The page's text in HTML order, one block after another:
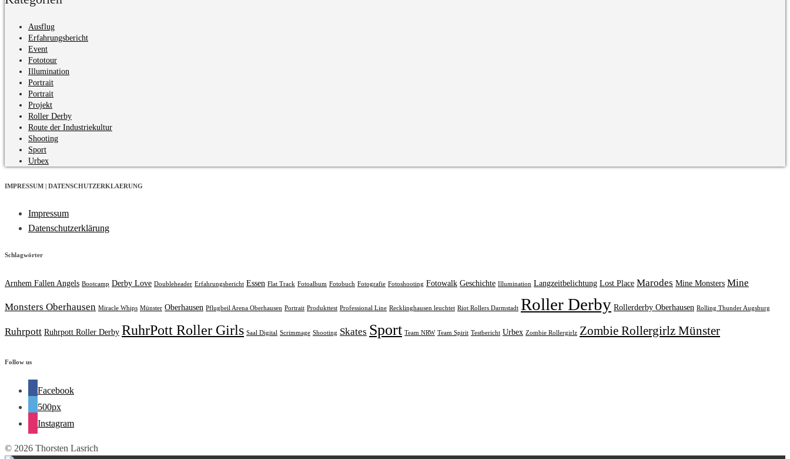
Ausflug
Erfahrungsbericht
Event
Fototour
Illumination
Portrait
Portrait
Projekt
Roller Derby
Route der Industriekultur
Shooting
Sport
Urbex
IMPRESSUM | DATENSCHUTZERKLAERUNG
Impressum
Datenschutzerklärung
Schlagwörter
Arnhem Fallen Angels Bootcamp Derby Love Doubleheader Erfahrungsbericht Essen Flat Track Fotoalbum Fotobuch Fotografie Fotoshooting Fotowalk Geschichte Illumination Langzeitbelichtung Lost Place Marodes Mine Monsters Mine
Monsters Oberhausen Miracle Whips Münster Oberhausen Pflugbeil Arena Oberhausen Portrait Produkttest Professional Line Recklinghausen leuchtet Riot Rollers Darmstadt Roller Derby Rollerderby Oberhausen Rolling Thunder Augsburg
Ruhrpott Ruhrpott Roller Derby RuhrPott Roller Girls Saal Digital Scrimmage Shooting Skates Sport Team NRW Team Spirit Testbericht Urbex Zombie Rollergirlz Zombie Rollergirlz Münster
Follow us
Facebook
500px
Instagram
© 2026 Thorsten Lasrich